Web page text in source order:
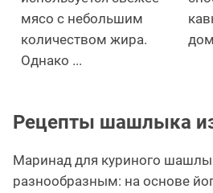
мясо с небольшим
количеством жира.
Однако ...
Рецепты шашлыка
Маринад для куриного
разнообразным: на основе